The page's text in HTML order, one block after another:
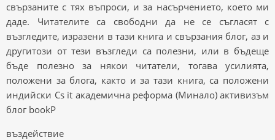
свързаните с тях въпроси, и за насърчението, което ми
даде. Читателите са свободни да не се съгласят с
възгледите, изразени в тази книга и свързания блог, аз и
другитози от тези възгледи са полезни, или в бъдеще
бъде полезно за някои читатели, тогава усилията,
положени за блога, както и за тази книга, са положени
индийски Cs it академична реформа (Минало) активизъм
блог bookP
въздействие